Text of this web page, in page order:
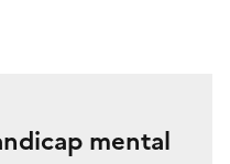
mental